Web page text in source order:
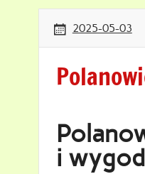
2025-05-03
i